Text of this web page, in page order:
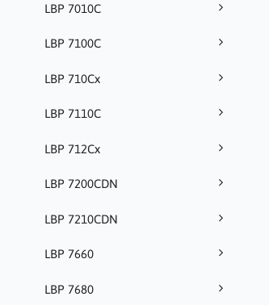
LBP 7010C
LBP 7100C
LBP 710Cx
LBP 7110C
LBP 712Cx
LBP 7200CDN
LBP 7210CDN
LBP 7660
LBP 7680